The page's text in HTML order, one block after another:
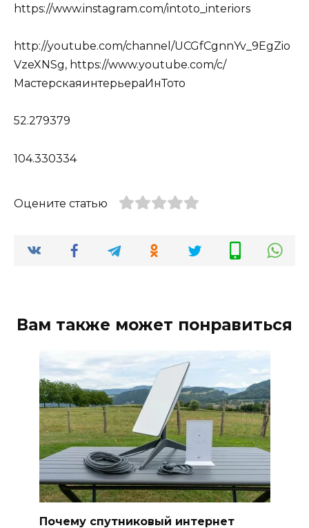
https://www.instagram.com/intoto_interiors
http://youtube.com/channel/UCGfCgnnYv_9EgZio
VzeXNSg, https://www.youtube.com/c/
МастерскаяинтерьераИнТото
52.279379
104.330334
Оцените статью
Вам также может понравиться
Почему спутниковый интернет